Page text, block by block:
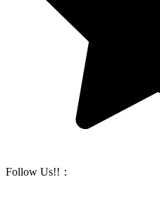
Follow Us!! ：